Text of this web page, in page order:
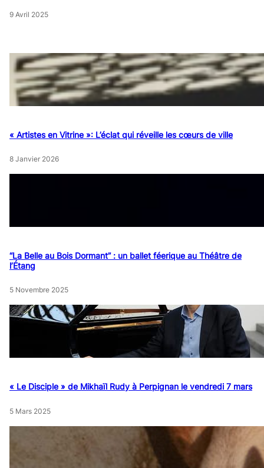
9 Avril 2025
« Artistes en Vitrine »: L’éclat qui réveille les cœurs de ville
8 Janvier 2026
“La Belle au Bois Dormant” : un ballet féerique au Théâtre de
l’Étang
5 Novembre 2025
« Le Disciple » de Mikhaïl Rudy à Perpignan le vendredi 7 mars
5 Mars 2025